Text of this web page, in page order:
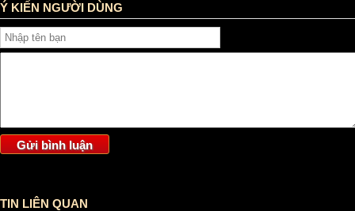
Ý KIẾN NGƯỜI DÙNG
TIN LIÊN QUAN